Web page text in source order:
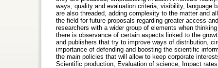
ways, quality and evaluation criteria, visibility, language
are also threaded, adding complexity to the matter and
the field for future proposals regarding greater access
researchers with a wider group of elements when
there is observance of certain aspects linked to the
and publishers that try to improve ways of distribution,
importance of defending and boosting the scientific
the main policies that will allow to keep corporate
Scientific production, Evaluation of science, Impact